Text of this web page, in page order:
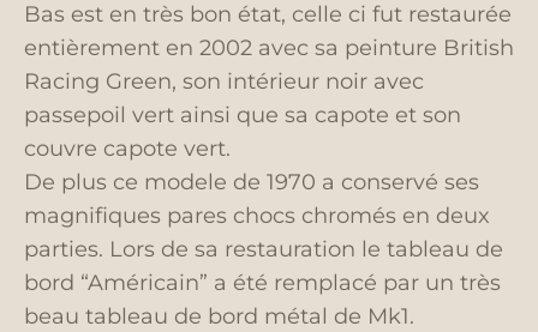
Bas est en très bon état, celle ci fut restaurée
entièrement en 2002 avec sa peinture British
Racing Green, son intérieur noir avec
passepoil vert ainsi que sa capote et son
couvre capote vert.
De plus ce modele de 1970 a conservé ses
magnifiques pares chocs chromés en deux
parties. Lors de sa restauration le tableau de
bord “Américain” a été remplacé par un très
beau tableau de bord métal de Mk1.